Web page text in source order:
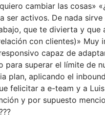
cambiar las cosas»
ser activos. De nada
que te divierta y que
con clientes)» Muy
capaz de
para superar el límite de
plan, aplicando el
felicitar a e-team y a
y por supuesto